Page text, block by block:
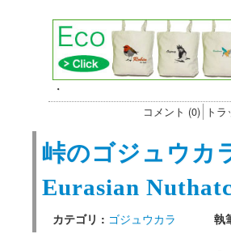
・
コメント (0) ト
峠のゴジュウ
Eurasian
カテゴリ : ゴジュウカラ 執